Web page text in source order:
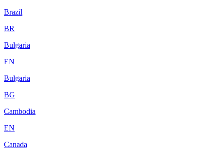
Brazil
BR
Bulgaria
EN
Bulgaria
BG
Cambodia
EN
Canada